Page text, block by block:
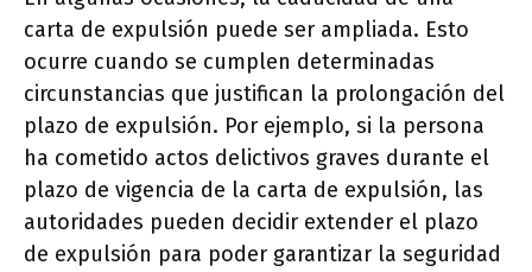
carta de expulsión puede ser ampliada. Esto
ocurre cuando se cumplen determinadas
circunstancias que justifican la prolongación del
plazo de expulsión. Por ejemplo, si la persona
ha cometido actos delictivos graves durante el
plazo de vigencia de la carta de expulsión, las
autoridades pueden decidir extender el plazo
de expulsión para poder garantizar la seguridad